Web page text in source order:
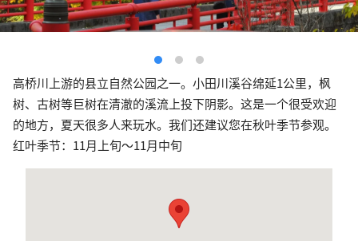
高桥川上游的县立自然公园之一。小田川溪谷绵延1公里，枫
树、古树等巨树在清澈的溪流上投下阴影。这是一个很受欢迎
的地方，夏天很多人来玩水。我们还建议您在秋叶季节参观。
红叶季节：11月上旬～11月中旬